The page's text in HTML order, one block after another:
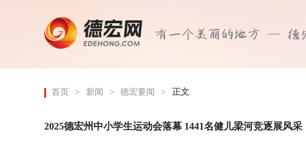
首页 > 新闻 > 德宏要闻 > 正文
2025德宏州中小学生运动会落幕 1441名健儿梁河竞逐展风采